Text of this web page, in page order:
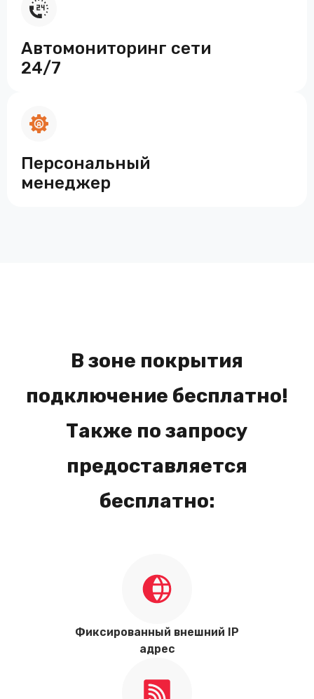
Автомониторинг сети
24/7
Персональный
менеджер
В зоне покрытия
подключение бесплатно!
Также по запросу
предоставляется
бесплатно:
Фиксированный внешний IP
адрес